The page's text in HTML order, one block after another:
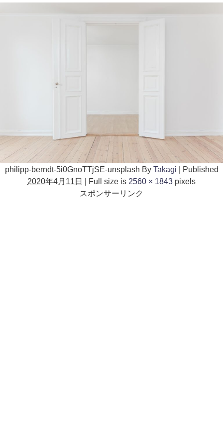
philipp-berndt-5i0GnoTTjSE-unsplash By Takagi | Published
2020年4月11日 | Full size is 2560 × 1843 pixels
スポンサーリンク